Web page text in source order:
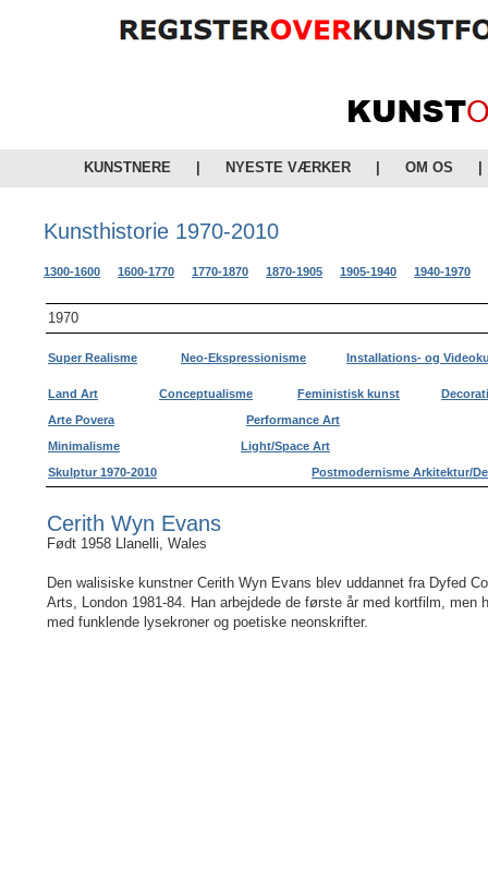
KUNSTNERE NYESTE VÆRKER OM OS
Kunsthistorie 1970-2010
1300-1600 1600-1770 1770-1870 1870-1905 1905-1940 1940-1970
1970
Super Realisme Neo-Ekspressionisme Installations- og
Land Art Conceptualisme Feministisk kunst
Arte Povera
Performance Art
Minimalisme
Light/Space Art
Skulptur 1970-2010
Postmodernisme Arkitektur/
Cerith Wyn Evans
Født 1958 Llanelli, Wales
Den walisiske kunstner Cerith Wyn Evans blev uddannet fra Dyfed
Arts, London 1981-84. Han arbejdede de første år med kortfilm,
med funklende lysekroner og poetiske neonskrifter.